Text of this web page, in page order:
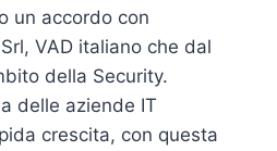
un accordo con
VAD italiano che dal
della Security.
delle aziende IT
crescita, con questa